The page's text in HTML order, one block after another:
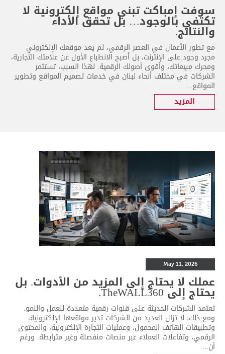
سوفت إمباكت تبني مواقع إلكترونية لا
تكتفي بالوجود… بل تحقق الأداء
والنتائج.
مع تطور الأعمال في العصر الرقمي، لم يعد موقعك الإلكتروني
مجرد وجود على الإنترنت، بل أصبح الانطباع الأول عن علامتك التجارية،
ومحرك مبيعاتك، وأقوى أصولك الرقمية. لهذا السبب، تستثمر
الشركات في مختلف أنحاء لبنان في خدمات تصميم المواقع وتطوير
المواقع...
المزيد
May 11, 2026
عملك لا يحتاج إلى المزيد من الأدوات. بل
يحتاج إلى TheWALL360.
تعتمد الشركات الحديثة على قنوات رقمية متعددة للعمل والنمو.
ومع ذلك، لا تزال العديد من الشركات تدير مواقعها الإلكترونية،
وتطبيقات الهاتف المحمول، وعمليات التجارة الإلكترونية، والمحتوى
الرقمي، وتفاعلات العملاء عبر منصات منفصلة وغير مترابطة. ورغم
أن...